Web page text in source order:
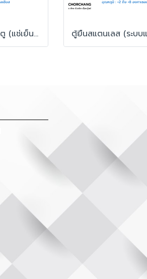
ตู้ยืนสแตนเลส 4 ประตู (แช่เย็น) รุ่น SRR3-1327Ci